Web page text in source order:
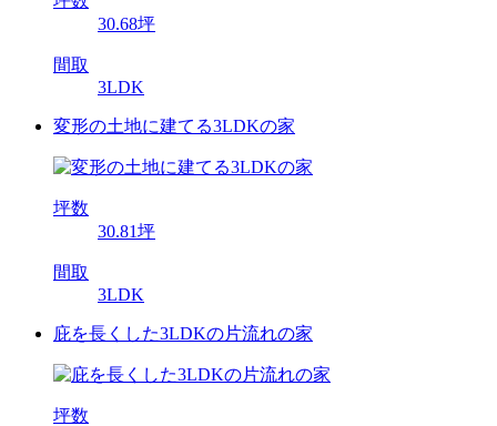
30.68坪
間取
3LDK
変形の土地に建てる3LDKの家
坪数
30.81坪
間取
3LDK
庇を長くした3LDKの片流れの家
坪数